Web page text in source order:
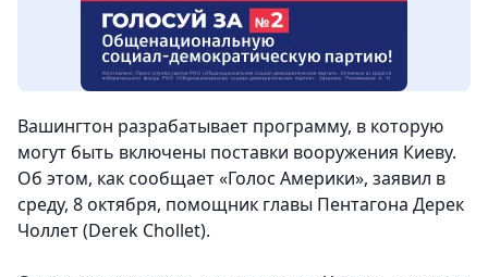
Вашингтон разрабатывает программу, в которую
могут быть включены поставки вооружения Киеву.
Об этом, как сообщает «Голос Америки», заявил в
среду, 8 октября, помощник главы Пентагона Дерек
Чоллет (Derek Chollet).